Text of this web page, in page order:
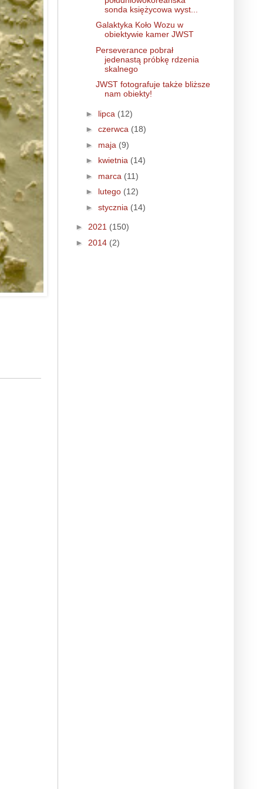
sonda księżycowa wyst...
Galaktyka Koło Wozu w
obiektywie kamer JWST
Perseverance pobrał
jedenastą próbkę rdzenia
skalnego
JWST fotografuje także bliższe
nam obiekty!
► lipca (12)
► czerwca (18)
► maja (9)
► kwietnia (14)
► marca (11)
► lutego (12)
► stycznia (14)
► 2021 (150)
► 2014 (2)